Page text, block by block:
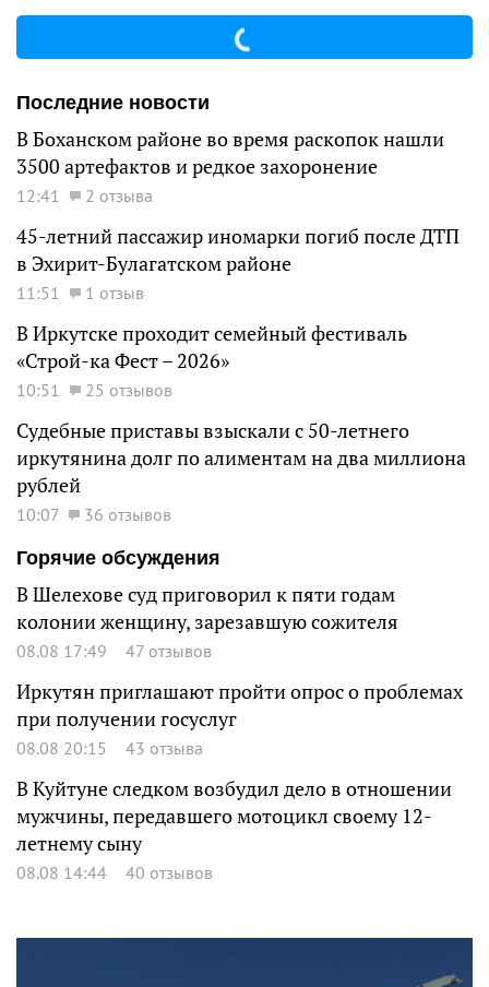
Последние новости
В Боханском районе во время раскопок нашли
3500 артефактов и редкое захоронение
12:41 2 отзыва
45-летний пассажир иномарки погиб после ДТП
в Эхирит-Булагатском районе
11:51 1 отзыв
В Иркутске проходит семейный фестиваль
«Строй-ка Фест – 2026»
10:51 25 отзывов
Судебные приставы взыскали с 50-летнего
иркутянина долг по алиментам на два миллиона
рублей
10:07
36 отзывов
Горячие обсуждения
В Шелехове суд приговорил к пяти годам
колонии женщину, зарезавшую сожителя
08.08 17:49 47 отзывов
Иркутян приглашают пройти опрос о проблемах
при получении госуслуг
08.08 20:15 43 отзыва
В Куйтуне следком возбудил дело в отношении
мужчины, передавшего мотоцикл своему 12-
летнему сыну
08.08 14:44 40 отзывов